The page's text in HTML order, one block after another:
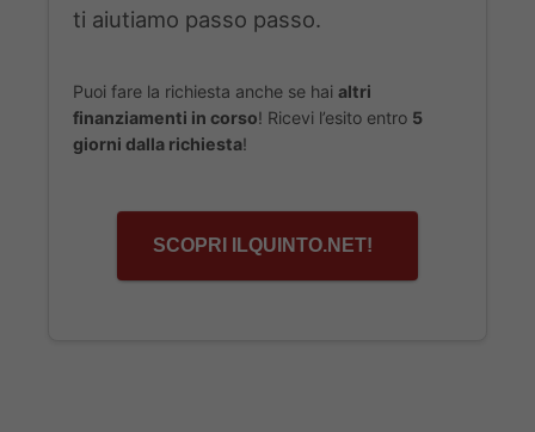
ti aiutiamo passo passo.
Puoi fare la richiesta anche se hai altri
finanziamenti in corso! Ricevi l’esito entro 5
giorni dalla richiesta!
SCOPRI ILQUINTO.NET!